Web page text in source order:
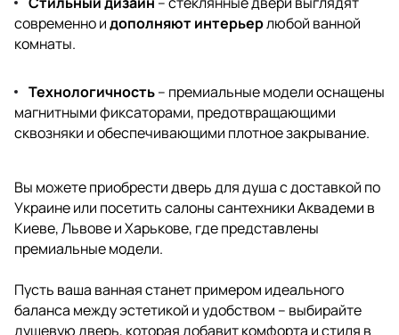
современно идополняют интерьерлюбой ванной
комнаты.
Технологичность– премиальные модели оснащены
магнитными фиксаторами, предотвращающими
сквозняки и обеспечивающими плотное закрывание.
Вы можете приобрести дверь для душа с доставкой по
Украине или посетить салоны сантехники Аквадеми в
Киеве, Львове и Харькове, где представлены
премиальные модели.
Пусть ваша ванная станет примером идеального
баланса между эстетикой и удобством – выбирайте
душевую дверь, которая добавит комфорта и стиля в